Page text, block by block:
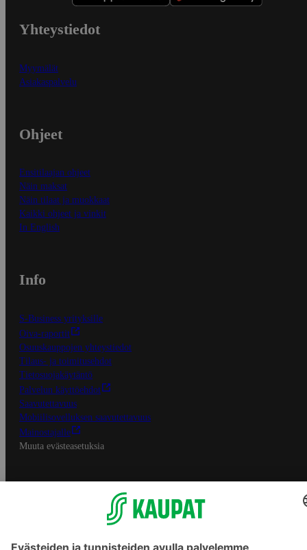
Yhteystiedot
Myymälät
Asiakaspalvelu
Ohjeet
Ensitilaajan ohjeet
Näin maksat
Näin tilaat ja muokkaat
Kaikki ohjeet ja vinkit
In English
Info
S-Business yrityksille
Oiva-raportit
Osuuskauppojen yhteystiedot
Tilaus- ja toimitusehdot
Tietosuojakäytäntö
Palvelun käyttöehdot
Saavutettavuus
Mobiilisovelluksen saavutettavuus
Mainostajalle
Muuta evästeasetuksia
S-ryhmän palvelut